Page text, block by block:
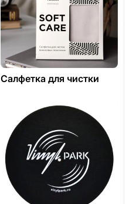
Салфетка для чистки